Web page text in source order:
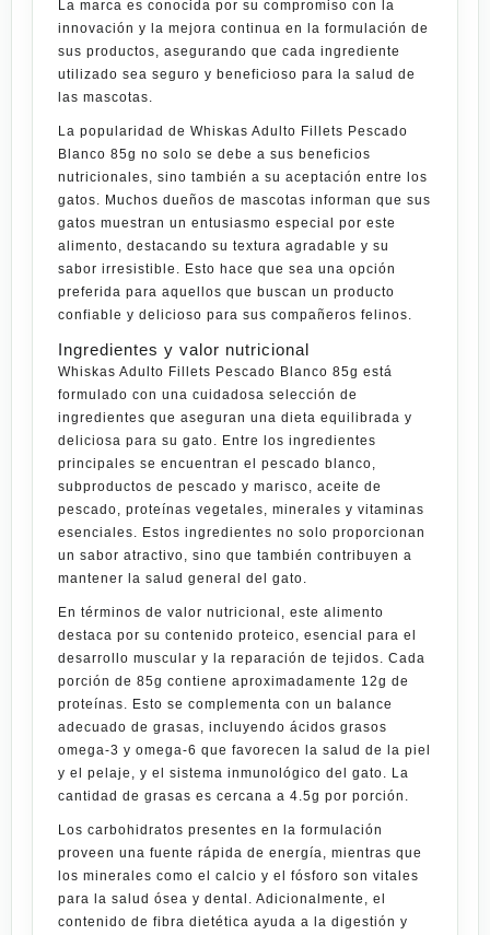
La marca es conocida por su compromiso con la
innovación y la mejora continua en la formulación de
sus productos, asegurando que cada ingrediente
utilizado sea seguro y beneficioso para la salud de
las mascotas.
La popularidad de Whiskas Adulto Fillets Pescado
Blanco 85g no solo se debe a sus beneficios
nutricionales, sino también a su aceptación entre los
gatos. Muchos dueños de mascotas informan que sus
gatos muestran un entusiasmo especial por este
alimento, destacando su textura agradable y su
sabor irresistible. Esto hace que sea una opción
preferida para aquellos que buscan un producto
confiable y delicioso para sus compañeros felinos.
Ingredientes y valor nutricional
Whiskas Adulto Fillets Pescado Blanco 85g está
formulado con una cuidadosa selección de
ingredientes que aseguran una dieta equilibrada y
deliciosa para su gato. Entre los ingredientes
principales se encuentran el pescado blanco,
subproductos de pescado y marisco, aceite de
pescado, proteínas vegetales, minerales y vitaminas
esenciales. Estos ingredientes no solo proporcionan
un sabor atractivo, sino que también contribuyen a
mantener la salud general del gato.
En términos de valor nutricional, este alimento
destaca por su contenido proteico, esencial para el
desarrollo muscular y la reparación de tejidos. Cada
porción de 85g contiene aproximadamente 12g de
proteínas. Esto se complementa con un balance
adecuado de grasas, incluyendo ácidos grasos
omega-3 y omega-6 que favorecen la salud de la piel
y el pelaje, y el sistema inmunológico del gato. La
cantidad de grasas es cercana a 4.5g por porción.
Los carbohidratos presentes en la formulación
proveen una fuente rápida de energía, mientras que
los minerales como el calcio y el fósforo son vitales
para la salud ósea y dental. Adicionalmente, el
contenido de fibra dietética ayuda a la digestión y